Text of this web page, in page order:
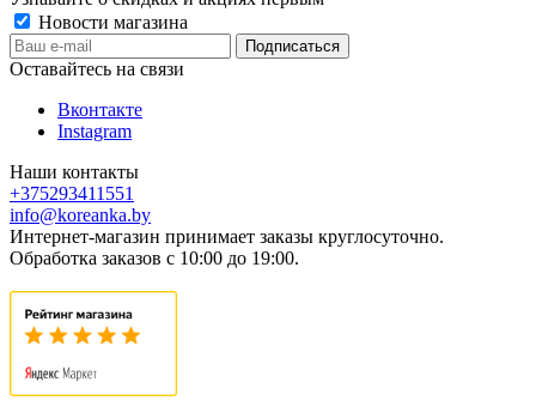
Новости магазина
Оставайтесь на связи
Вконтакте
Instagram
Наши контакты
+375293411551
info@koreanka.by
Интернет-магазин принимает заказы круглосуточно.
Обработка заказов с 10:00 до 19:00.